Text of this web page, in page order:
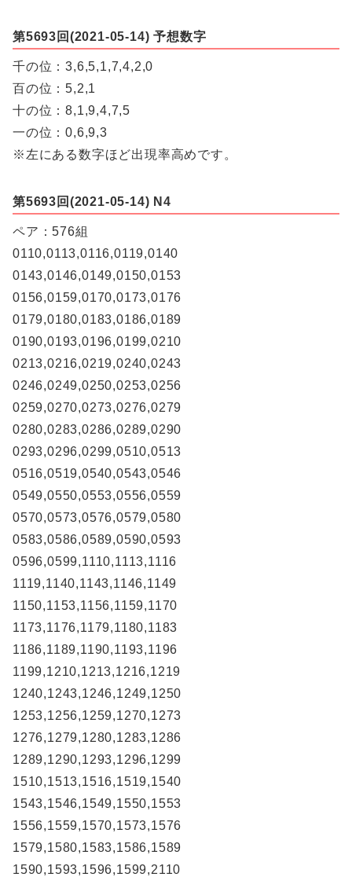
第5693回(2021-05-14) 予想数字
千の位：3,6,5,1,7,4,2,0
百の位：5,2,1
十の位：8,1,9,4,7,5
一の位：0,6,9,3
※左にある数字ほど出現率高めです。
第5693回(2021-05-14) N4
ペア：576組
0110,0113,0116,0119,0140
0143,0146,0149,0150,0153
0156,0159,0170,0173,0176
0179,0180,0183,0186,0189
0190,0193,0196,0199,0210
0213,0216,0219,0240,0243
0246,0249,0250,0253,0256
0259,0270,0273,0276,0279
0280,0283,0286,0289,0290
0293,0296,0299,0510,0513
0516,0519,0540,0543,0546
0549,0550,0553,0556,0559
0570,0573,0576,0579,0580
0583,0586,0589,0590,0593
0596,0599,1110,1113,1116
1119,1140,1143,1146,1149
1150,1153,1156,1159,1170
1173,1176,1179,1180,1183
1186,1189,1190,1193,1196
1199,1210,1213,1216,1219
1240,1243,1246,1249,1250
1253,1256,1259,1270,1273
1276,1279,1280,1283,1286
1289,1290,1293,1296,1299
1510,1513,1516,1519,1540
1543,1546,1549,1550,1553
1556,1559,1570,1573,1576
1579,1580,1583,1586,1589
1590,1593,1596,1599,2110